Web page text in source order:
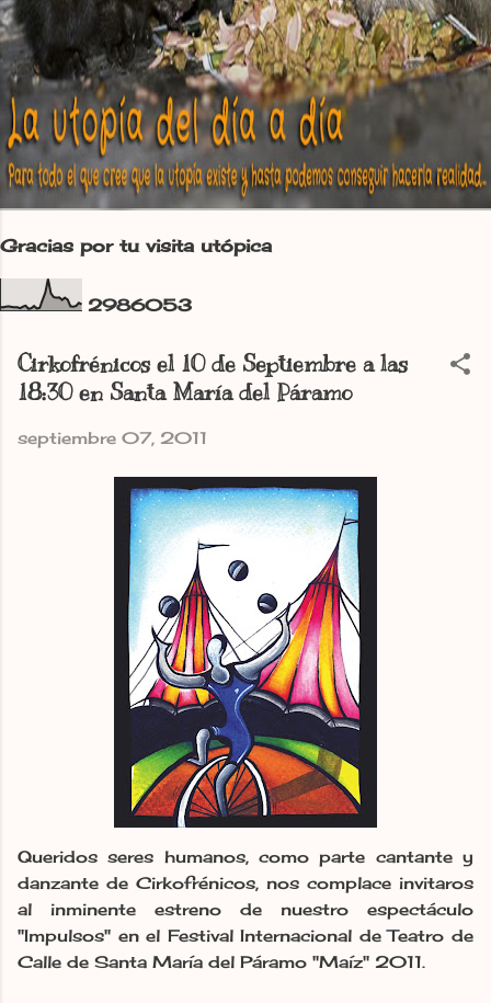
Gracias por tu visita utópica
2986053
Cirkofrénicos el 10 de Septiembre a las
18:30 en Santa María del Páramo
septiembre 07, 2011
Queridos seres humanos, como parte cantante y
danzante de Cirkofrénicos, nos complace invitaros
al inminente estreno de nuestro espectáculo
"Impulsos" en el Festival Internacional de Teatro de
Calle de Santa María del Páramo "Maíz" 2011.